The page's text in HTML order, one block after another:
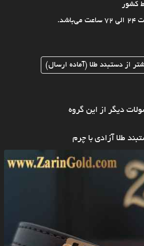
کشور
از دستبند طلا (آماده ارسال)
دیگر از این گروه
طلا آزادی با چرم